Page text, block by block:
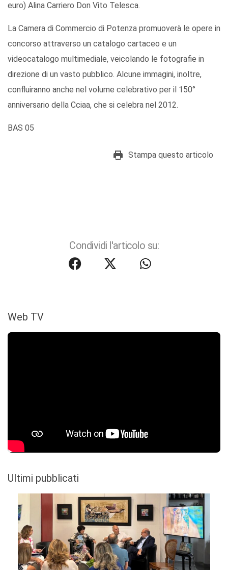
euro) Alina Carriero Don Vito Telesca.
La Camera di Commercio di Potenza promuoverà le opere in
concorso attraverso un catalogo cartaceo e un
videocatalogo multimediale, veicolando le fotografie in
direzione di un vasto pubblico. Alcune immagini, inoltre,
confluiranno anche nel volume celebrativo per il 150°
anniversario della Cciaa, che si celebra nel 2012.
BAS 05
Stampa questo articolo
Condividi l'articolo su:
Web TV
Ultimi pubblicati